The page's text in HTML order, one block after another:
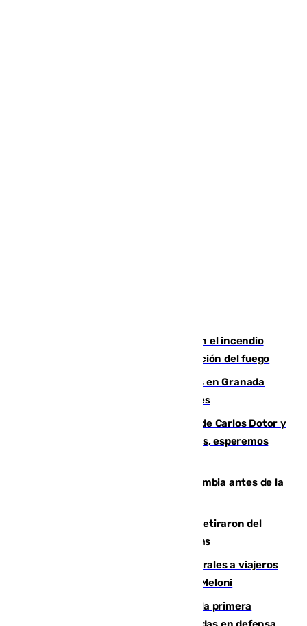
Activado el nivel 2 de emergencia en el incendio
forestal de Niebla por la compleja evolución del fuego
Controlado un incendio de rastrojos en Granada
junto a la autovía y al Callejón de Nogales
Juanfran Funes, sobre las lesiones de Carlos Dotor y
Fernando Calero: “Estamos preocupados, esperemos
Felipe VI refuerza los lazos con Colombia antes de la
Fernando Calero y Carlos Dotor se retiraron del
encuentro contra el Ceuta con molestias
España restablece controles temporales a viajeros
procedentes de Italia como repuesta a Meloni
El Málaga cae ante el Ceuta y suma la primera